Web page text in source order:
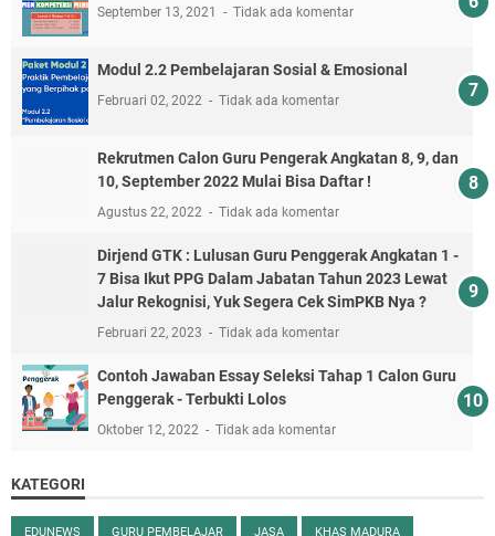
September 13, 2021 Tidak ada komentar
Modul 2.2 Pembelajaran Sosial & Emosional
Februari 02, 2022 Tidak ada komentar
Rekrutmen Calon Guru Pengerak Angkatan 8, 9, dan
10, September 2022 Mulai Bisa Daftar !
Agustus 22, 2022 Tidak ada komentar
Dirjend GTK : Lulusan Guru Penggerak Angkatan 1 -
7 Bisa Ikut PPG Dalam Jabatan Tahun 2023 Lewat
Jalur Rekognisi, Yuk Segera Cek SimPKB Nya ?
Februari 22, 2023 Tidak ada komentar
Contoh Jawaban Essay Seleksi Tahap 1 Calon Guru
Penggerak - Terbukti Lolos
Oktober 12, 2022 Tidak ada komentar
KATEGORI
EDUNEWS GURU PEMBELAJAR JASA KHAS MADURA